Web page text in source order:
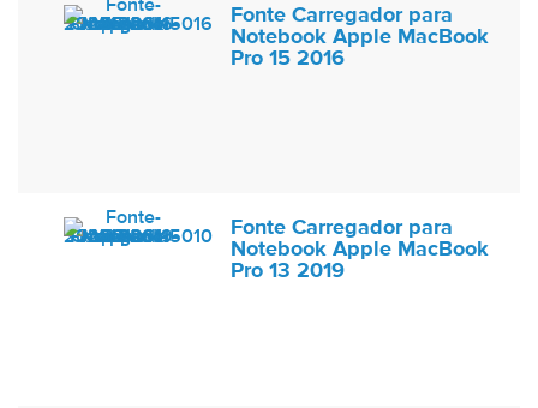
Fonte Carregador para
Notebook Apple MacBook
Pro 15 2016
Fonte Carregador para
Notebook Apple MacBook
Pro 13 2019